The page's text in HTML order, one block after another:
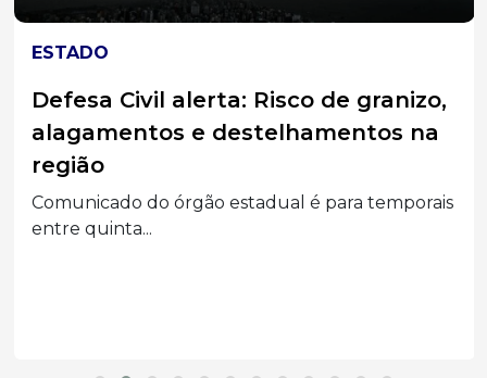
ESTADO
Defesa Civil alerta: Risco de granizo,
alagamentos e destelhamentos na
região
Comunicado do órgão estadual é para temporais
entre quinta...